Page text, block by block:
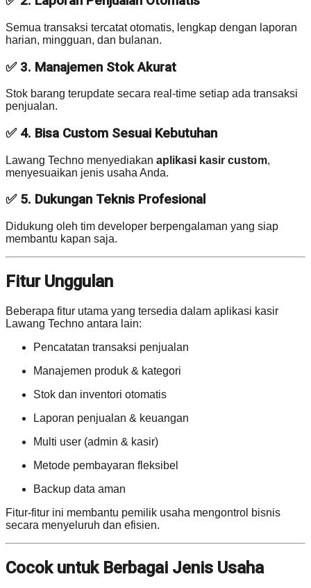
Semua transaksi tercatat otomatis, lengkap dengan laporan
harian, mingguan, dan bulanan.
✅ 3. Manajemen Stok Akurat
Stok barang terupdate secara real-time setiap ada transaksi
penjualan.
✅ 4. Bisa Custom Sesuai Kebutuhan
Lawang Techno menyediakan aplikasi kasir custom,
menyesuaikan jenis usaha Anda.
✅ 5. Dukungan Teknis Profesional
Didukung oleh tim developer berpengalaman yang siap
membantu kapan saja.
Fitur Unggulan
Beberapa fitur utama yang tersedia dalam aplikasi kasir
Lawang Techno antara lain:
Pencatatan transaksi penjualan
Manajemen produk & kategori
Stok dan inventori otomatis
Laporan penjualan & keuangan
Multi user (admin & kasir)
Metode pembayaran fleksibel
Backup data aman
Fitur-fitur ini membantu pemilik usaha mengontrol bisnis
secara menyeluruh dan efisien.
Cocok untuk Berbagai Jenis Usaha